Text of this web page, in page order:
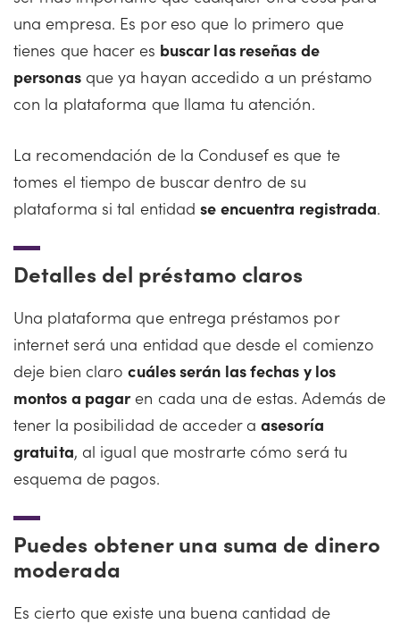
una empresa. Es por eso que lo primero que
tienes que hacer es buscar las reseñas de
personasque ya hayan accedido a un préstamo
con la plataforma que llama tu atención.
La recomendación de la Condusef es que te
tomes el tiempo de buscar dentro de su
plataforma si tal entidadse encuentra registrada.
Detalles del préstamo claros
Una plataforma que entrega préstamos por
internet será una entidad que desde el comienzo
deje bien clarocuáles serán las fechas y los
montos a pagaren cada una de estas. Además de
tener la posibilidad de acceder aasesoría
gratuita, al igual que mostrarte cómo será tu
esquema de pagos.
Puedes obtener una suma de dinero
moderada
Es cierto que existe una buena cantidad de